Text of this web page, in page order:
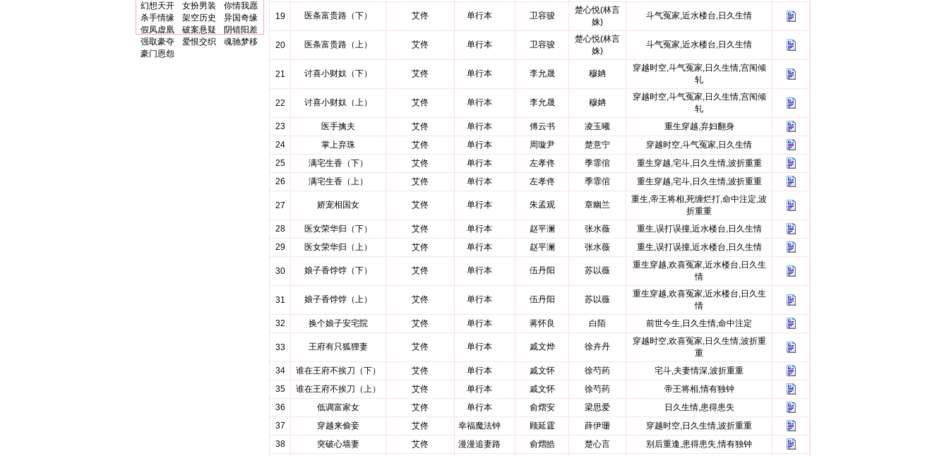
幻想天开
女扮男装
你情我愿
杀手情缘
架空历史
异国奇缘
假凤虚凰
破案悬疑
阴错阳差
强取豪夺
爱恨交织
魂驰梦移
豪门恩怨
19 医条富贵路（下） 艾佟 单行本 卫容骏
楚心悦(林言
姝)
斗气冤家,近水楼台,日久生情
20 医条富贵路（上） 艾佟 单行本 卫容骏
楚心悦(林言
姝)
斗气冤家,近水楼台,日久生情
21 讨喜小财奴（下） 艾佟 单行本 李允晟 穆姌
穿越时空,斗气冤家,日久生情,宫闱倾
轧
22 讨喜小财奴（上） 艾佟 单行本 李允晟 穆姌
穿越时空,斗气冤家,日久生情,宫闱倾
轧
23
医手擒夫 艾佟 单行本 傅云书 凌玉曦
重生穿越,弃妇翻身
24
掌上弃珠 艾佟 单行本 周璇尹 楚意宁
穿越时空,斗气冤家,日久生情
25
满宅生香（下） 艾佟 单行本 左孝佟 季霏倌
重生穿越,宅斗,日久生情,波折重重
26
满宅生香（上） 艾佟 单行本 左孝佟 季霏倌 重生穿越,宅斗,日久生情,波折重重
27 娇宠相国女 艾佟 单行本 朱孟观 章幽兰
重生,帝王将相,死缠烂打,命中注定,波
折重重
28
医女荣华归（下） 艾佟 单行本 赵平澜 张水薇
重生,误打误撞,近水楼台,日久生情
29
医女荣华归（上） 艾佟 单行本 赵平澜 张水薇 重生,误打误撞,近水楼台,日久生情
30 娘子香饽饽（下） 艾佟 单行本 伍丹阳 苏以薇
重生穿越,欢喜冤家,近水楼台,日久生
情
31 娘子香饽饽（上） 艾佟 单行本 伍丹阳 苏以薇
重生穿越,欢喜冤家,近水楼台,日久生
情
32
换个娘子安宅院 艾佟 单行本 蒋怀良 白陌 前世今生,日久生情,命中注定
33 王府有只狐狸妻 艾佟 单行本 戚文烨 徐卉丹
穿越时空,欢喜冤家,日久生情,波折重
重
34
谁在王府不挨刀（下） 艾佟 单行本 戚文怀 徐芍药
宅斗,夫妻情深,波折重重
35
谁在王府不挨刀（上） 艾佟 单行本 戚文怀 徐芍药
帝王将相,情有独钟
36
低调富家女 艾佟 单行本 俞熠安 梁思爱
日久生情,患得患失
37
穿越来偷妾 艾佟 幸福魔法钟 顾延霆 薛伊珊
穿越时空,日久生情,波折重重
38
突破心墙妻 艾佟 漫漫追妻路 俞熠皓 楚心言 别后重逢,患得患失,情有独钟